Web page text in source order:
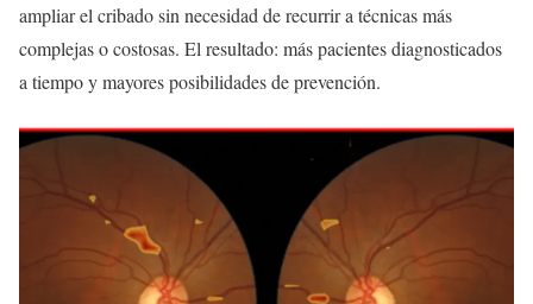
ampliar el cribado sin necesidad de recurrir a técnicas más
complejas o costosas. El resultado: más pacientes diagnosticados
a tiempo y mayores posibilidades de prevención.